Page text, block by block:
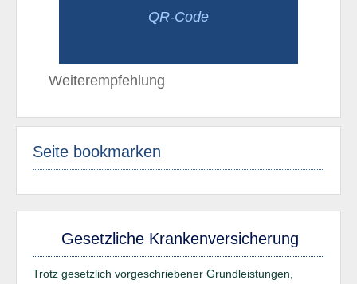
QR-Code
Weiterempfehlung
Seite bookmarken
Gesetzliche Krankenversicherung
Trotz gesetzlich vorgeschriebener Grundleistungen,